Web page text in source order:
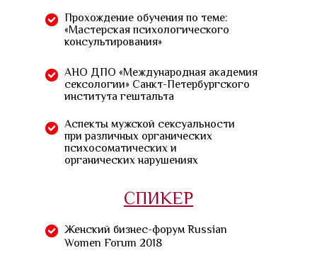
СПИКЕР
Женский бизнес-форум Russian
Women Forum 2018
Прохождение обучения по теме:
«Мастерская психологического
консультирования»
АНО ДПО «‎Международная академия
сексологии» Санкт-Петербургского
института гештальта
Аспекты мужской сексуальности
при различных органических
психосоматических и
органических нарушениях